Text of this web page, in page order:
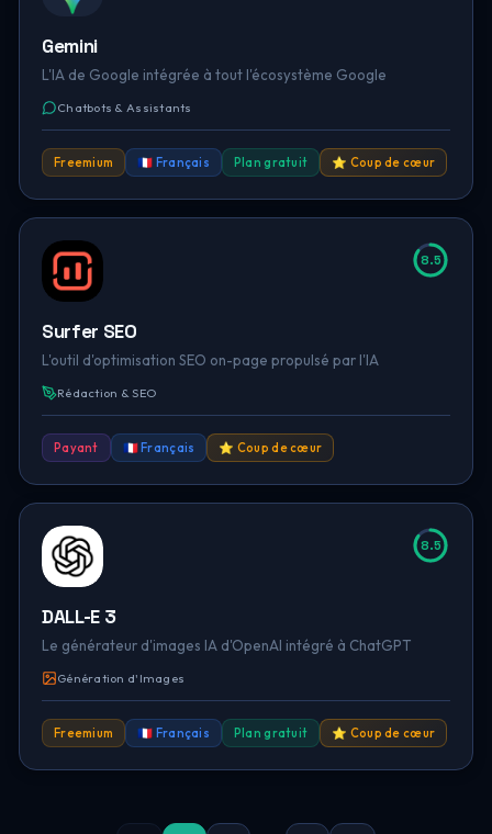
Gemini
L'IA de Google intégrée à tout l'écosystème Google
Chatbots & Assistants
Freemium 🇫🇷 Français Plan gratuit ⭐ Coup de cœur
8.5
Surfer SEO
L'outil d'optimisation SEO on-page propulsé par l'IA
Rédaction & SEO
Payant 🇫🇷 Français ⭐ Coup de cœur
8.5
DALL-E 3
Le générateur d'images IA d'OpenAI intégré à ChatGPT
Génération d'Images
Freemium 🇫🇷 Français Plan gratuit ⭐ Coup de cœur